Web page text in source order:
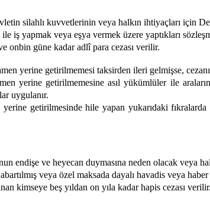
silahlı kuvvetlerinin veya halkın ihtiyaçları için
iş yapmak veya eşya vermek üzere yaptıkları
onbin güne kadar adlî para cezası verilir.
yerine getirilmemesi taksirden ileri gelmişse,
yerine getirilmemesine asıl yükümlüler ile
uygulanır.
getirilmesinde hile yapan yukarıdaki
endişe ve heyecan duymasına neden olacak veya
veya özel maksada dayalı havadis veya
kimseye beş yıldan on yıla kadar hapis cezası verilir.